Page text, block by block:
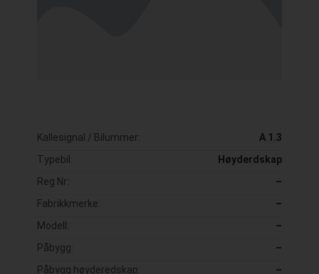
Kallesignal / Bilummer:
A 1.3
Typebil:
Høyderdskap
Reg Nr:
–
Fabrikkmerke:
–
Modell:
–
Påbygg:
–
Påbygg høyderedskap:
–